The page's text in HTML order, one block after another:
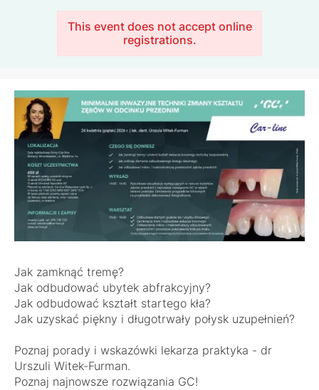
This event does not accept online
registrations.
Image
Jak zamknąć tremę?
Jak odbudować ubytek abfrakcyjny?
Jak odbudować kształt startego kła?
Jak uzyskać piękny i długotrwały połysk uzupełnień?
Poznaj porady i wskazówki lekarza praktyka - dr
Urszuli Witek-Furman.
Poznaj najnowsze rozwiązania GC!